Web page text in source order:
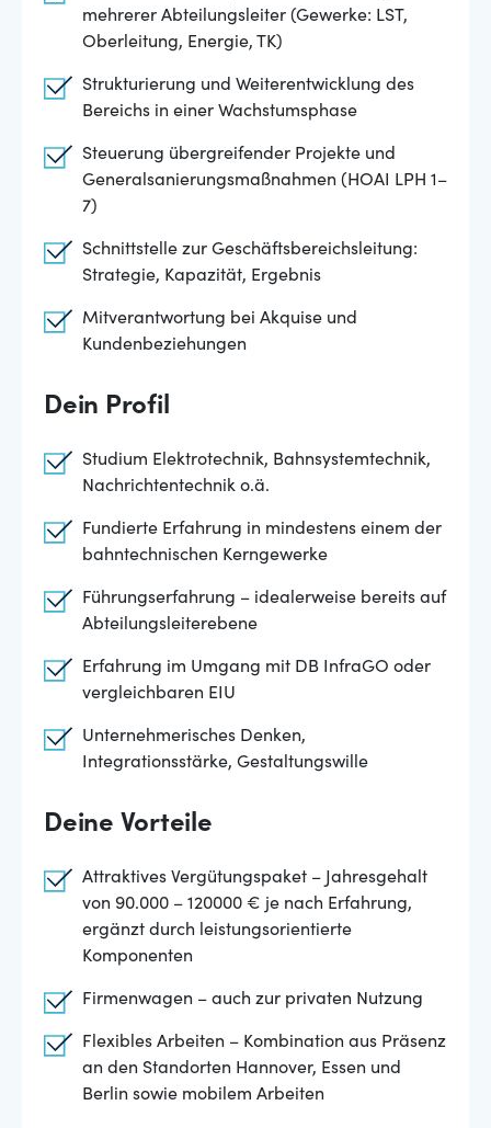
mehrerer Abteilungsleiter (Gewerke: LST,
Oberleitung, Energie, TK)
Strukturierung und Weiterentwicklung des
Bereichs in einer Wachstumsphase
Steuerung übergreifender Projekte und
Generalsanierungsmaßnahmen (HOAI LPH 1–
7)
Schnittstelle zur Geschäftsbereichsleitung:
Strategie, Kapazität, Ergebnis
Mitverantwortung bei Akquise und
Kundenbeziehungen
Dein Profil
Studium Elektrotechnik, Bahnsystemtechnik,
Nachrichtentechnik o.ä.
Fundierte Erfahrung in mindestens einem der
bahntechnischen Kerngewerke
Führungserfahrung – idealerweise bereits auf
Abteilungsleiterebene
Erfahrung im Umgang mit DB InfraGO oder
vergleichbaren EIU
Unternehmerisches Denken,
Integrationsstärke, Gestaltungswille
Deine Vorteile
Attraktives Vergütungspaket – Jahresgehalt
von 90.000 – 120000 € je nach Erfahrung,
ergänzt durch leistungsorientierte
Komponenten
Firmenwagen – auch zur privaten Nutzung
Flexibles Arbeiten – Kombination aus Präsenz
an den Standorten Hannover, Essen und
Berlin sowie mobilem Arbeiten